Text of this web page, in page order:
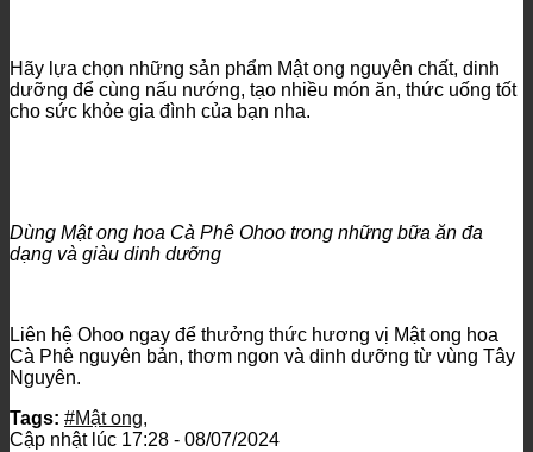
Hãy lựa chọn những sản phẩm Mật ong nguyên chất, dinh
dưỡng để cùng nấu nướng, tạo nhiều món ăn, thức uống tốt
cho sức khỏe gia đình của bạn nha.
Dùng Mật ong hoa Cà Phê Ohoo trong những bữa ăn đa
dạng và giàu dinh dưỡng
Liên hệ Ohoo ngay để thưởng thức hương vị Mật ong hoa
Cà Phê nguyên bản, thơm ngon và dinh dưỡng từ vùng Tây
Nguyên.
Tags: #Mật ong,
Cập nhật lúc 17:28 - 08/07/2024